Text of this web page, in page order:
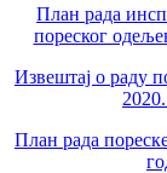
План рада
пореског
Извештај о раду
План рада